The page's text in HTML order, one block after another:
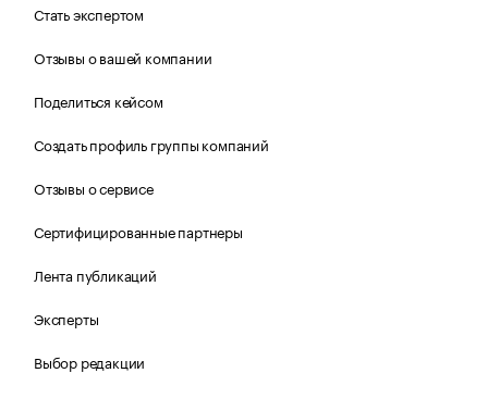
Стать экспертом
Отзывы о вашей компании
Поделиться кейсом
Создать профиль группы компаний
Отзывы о сервисе
Сертифицированные партнеры
Лента публикаций
Эксперты
Выбор редакции